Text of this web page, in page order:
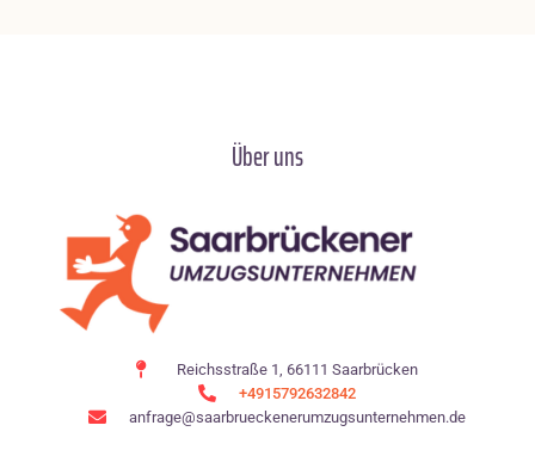
Über uns
Reichsstraße 1, 66111 Saarbrücken
+4915792632842
anfrage@saarbrueckenerumzugsunternehmen.de